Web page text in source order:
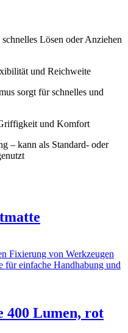
Lösen oder Anziehen
und Reichweite
sorgt für schnelles und
und Komfort
– kann als Standard- oder
Fixierung von Werkzeugen
für einfache Handhabung und
400 Lumen, rot